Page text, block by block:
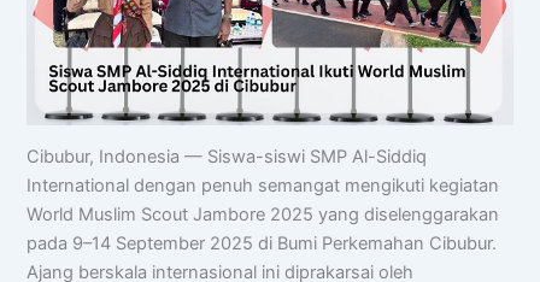
Cibubur, Indonesia — Siswa-siswi SMP Al-Siddiq
International dengan penuh semangat mengikuti kegiatan
World Muslim Scout Jambore 2025 yang diselenggarakan
pada 9–14 September 2025 di Bumi Perkemahan Cibubur.
Ajang berskala internasional ini diprakarsai oleh